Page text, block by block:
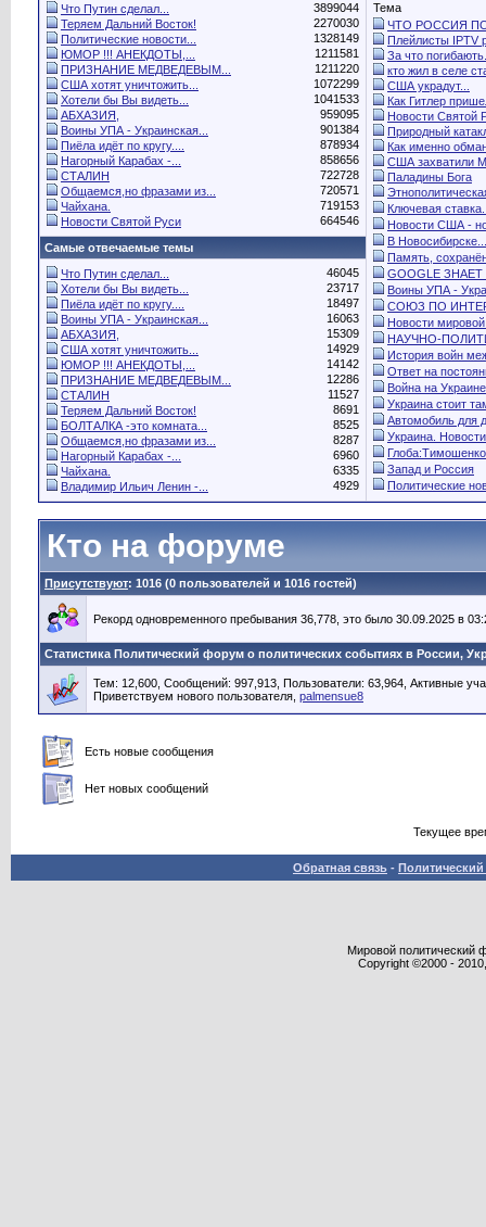
Что Путин сделал...
3899044
Теряем Дальний Восток!
2270030
Политические новости...
1328149
ЮМОР !!! АНЕКДОТЫ,...
1211581
ПРИЗНАНИЕ МЕДВЕДЕВЫМ...
1211220
США хотят уничтожить...
1072299
Хотели бы Вы видеть...
1041533
АБХАЗИЯ,
959095
Воины УПА - Украинская...
901384
Пиёла идёт по кругу....
878934
Нагорный Карабах -...
858656
СТАЛИН
722728
Общаемся,но фразами из...
720571
Чайхана.
719153
Новости Святой Руси
664546
Тема
ЧТО РОССИЯ
Плейлисты IPTV
За что
кто жил в селе
США украдут...
Как Гитлер
Новости Святой
Природный
Как именно
США захватили
Паладины Бога
Ключевая
Новости США -
В Новосибирске...
Память,
GOOGLE
Воины УПА -
СОЮЗ ПО
Новости
НАУЧНО-
История войн
Ответ на
Война на
Украина стоит
Автомобиль для
Украина.
Запад и Россия
Политические
Самые отвечаемые темы
Что Путин сделал...
46045
Хотели бы Вы видеть...
23717
Пиёла идёт по кругу....
18497
Воины УПА - Украинская...
16063
АБХАЗИЯ,
15309
США хотят уничтожить...
14929
ЮМОР !!! АНЕКДОТЫ,...
14142
ПРИЗНАНИЕ МЕДВЕДЕВЫМ...
12286
СТАЛИН
11527
Теряем Дальний Восток!
8691
БОЛТАЛКА -это комната...
8525
Общаемся,но фразами из...
8287
Нагорный Карабах -...
6960
Чайхана.
6335
Владимир Ильич Ленин -...
4929
Кто на форуме
Присутствуют: 1016 (0 пользователей и 1016 гостей)
Рекорд одновременного пребывания 36,778, это было 30.09.2025 в
Статистика Политический форум о политических событиях в России,
Тем: 12,600, Сообщений: 997,913, Пользователи: 63,964, Активные
Приветствуем нового пользователя, palmensue8
Есть новые сообщения
Нет новых сообщений
Текущее
Обратная связь -
Мировой политический
Copyright ©2000 -